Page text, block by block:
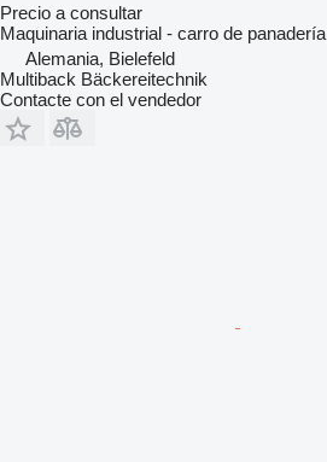
Precio a consultar
Maquinaria industrial - carro de panadería
Alemania, Bielefeld
Multiback Bäckereitechnik
Contacte con el vendedor